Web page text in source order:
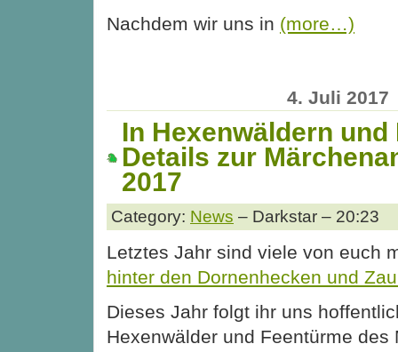
Nachdem wir uns in (more…)
4. Juli 2017
In Hexenwäldern und
Details zur
2017
Category: News – Darkstar – 20:23
Letztes Jahr sind viele von euch
hinter den Dornenhecken und
Dieses Jahr folgt ihr uns
Hexenwälder und Feentürme des